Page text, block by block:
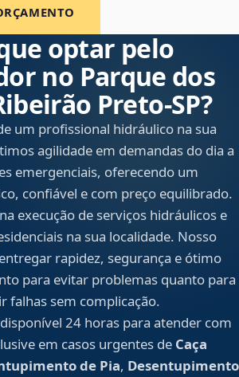
optar pelo
no Parque dos
Preto‑SP?
um profissional hidráulico na sua
agilidade em demandas do dia a
emergenciais, oferecendo um
confiável e com preço equilibrado.
execução de serviços hidráulicos e
na sua localidade. Nosso
rapidez, segurança e ótimo
para evitar problemas quanto para
falhas sem complicação.
24 horas para atender com
em casos urgentes de Caça
de Pia, Desentupimento